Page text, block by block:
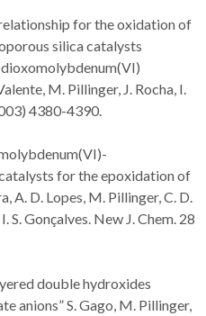
for the oxidation of
silica catalysts
M. Pillinger, J. Rocha, I.
4380-4390.
for the epoxidation of
A. D. Lopes, M. Pillinger, C. D.
S. Gonçalves. New J. Chem. 28
double hydroxides
anions” S. Gago, M. Pillinger,